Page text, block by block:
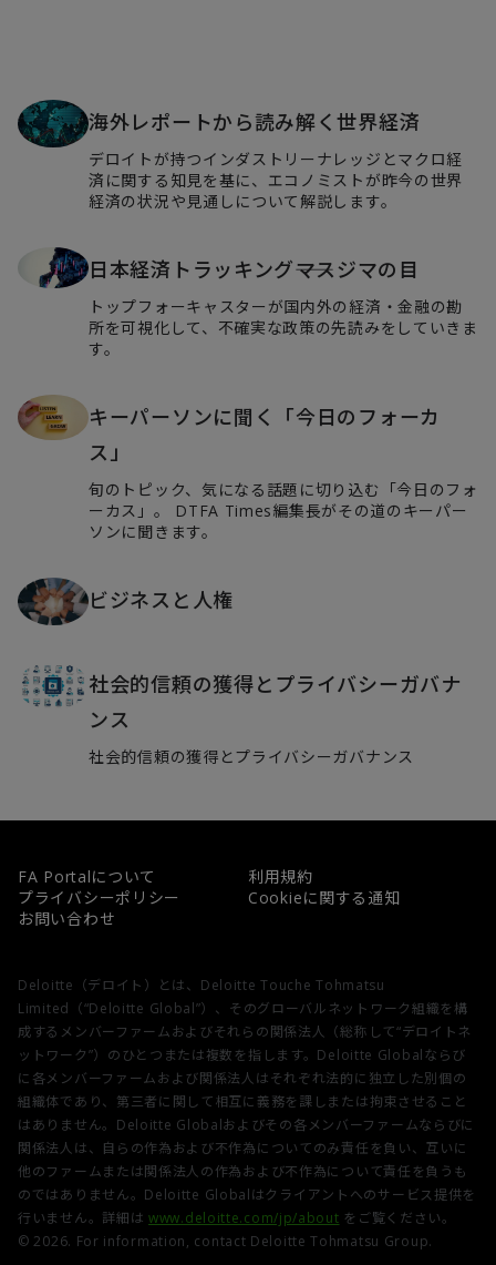
海外レポートから読み解く世界経済
デロイトが持つインダストリーナレッジとマクロ経
済に関する知見を基に、エコノミストが昨今の世界
経済の状況や見通しについて解説します。
日本経済トラッキング――マスジマの目
トップフォーキャスターが国内外の経済・金融の勘
所を可視化して、不確実な政策の先読みをしていきま
す。
キーパーソンに聞く「今日のフォーカ
ス」
旬のトピック、気になる話題に切り込む「今日のフォ
ーカス」。 DTFA Times編集長がその道のキーパー
ソンに聞きます。
ビジネスと人権
社会的信頼の獲得とプライバシーガバナ
ンス
社会的信頼の獲得とプライバシーガバナンス
FA Portalについて
利用規約
プライバシーポリシー
Cookieに関する通知
お問い合わせ
Deloitte（デロイト）とは、Deloitte Touche Tohmatsu
Limited（“Deloitte Global”）、そのグローバルネットワーク組織を構
成するメンバーファームおよびそれらの関係法人（総称して“デロイトネ
ットワーク”）のひとつまたは複数を指します。Deloitte Globalならび
に各メンバーファームおよび関係法人はそれぞれ法的に独立した別個の
組織体であり、第三者に関して相互に義務を課しまたは拘束させること
はありません。Deloitte Globalおよびその各メンバーファームならびに
関係法人は、自らの作為および不作為についてのみ責任を負い、互いに
他のファームまたは関係法人の作為および不作為について責任を負うも
のではありません。Deloitte Globalはクライアントへのサービス提供を
行いません。詳細は www.deloitte.com/jp/about をご覧ください。
© 2026. For information, contact Deloitte Tohmatsu Group.